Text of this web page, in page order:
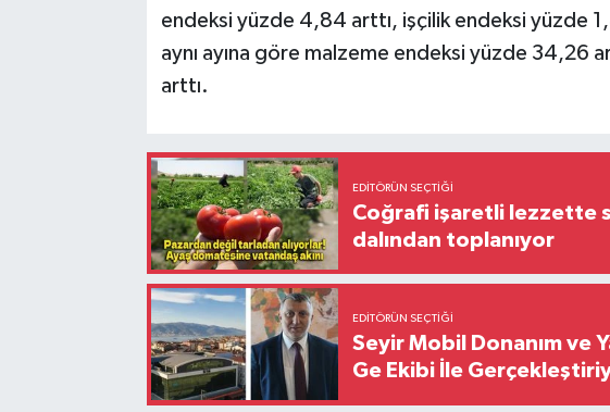
endeksi yüzde 4,84 arttı, işçilik endeksi yüzde
aynı ayına göre malzeme endeksi yüzde 34,26
arttı.
EDITÖRÜN SEÇTIĞI
Coğrafi işaretli lezzette
dalından toplanıyor
EDITÖRÜN SEÇTIĞI
Seyir Mobil Donanım ve
Ge Ekibi İle